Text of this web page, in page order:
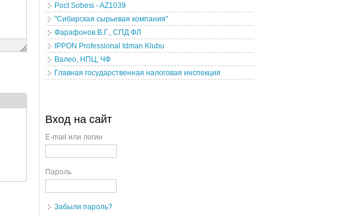
Poct Sobesi - AZ1039
"Сибирская сырьевая компания"
Фарафонов В.Г., СПД ФЛ
IPPON Professional Idman Klubu
Валео, НПЦ, ЧФ
Главная государственная налоговая инспекция
Вход на сайт
E-mail или логин
Пароль
Забыли пароль?